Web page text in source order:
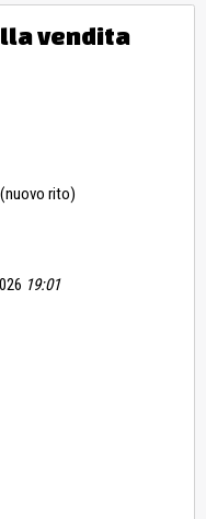
vendita
(nuovo rito)
19:01